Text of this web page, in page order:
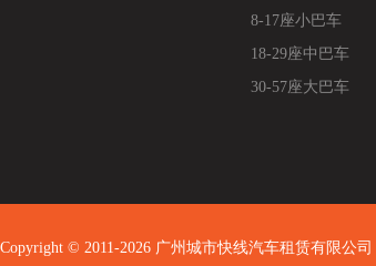
8-17座小巴车
18-29座中巴车
30-57座大巴车
Copyright © 2011-2026 广州城市快线汽车租赁有限公司